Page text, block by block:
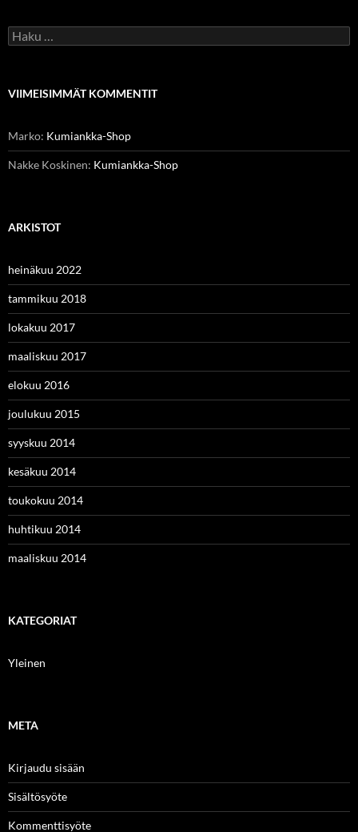
Haku:
VIIMEISIMMÄT KOMMENTIT
Marko: Kumiankka-Shop
Nakke Koskinen: Kumiankka-Shop
ARKISTOT
heinäkuu 2022
tammikuu 2018
lokakuu 2017
maaliskuu 2017
elokuu 2016
joulukuu 2015
syyskuu 2014
kesäkuu 2014
toukokuu 2014
huhtikuu 2014
maaliskuu 2014
KATEGORIAT
Yleinen
META
Kirjaudu sisään
Sisältösyöte
Kommenttisyöte